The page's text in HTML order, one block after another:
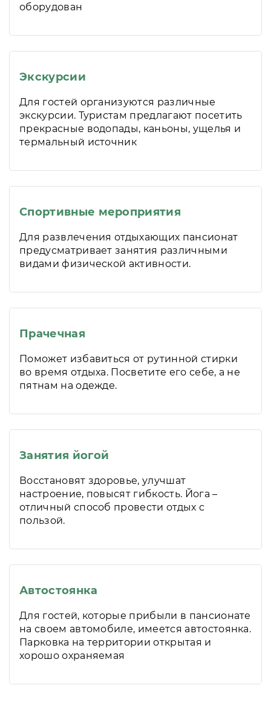
оборудован
Экскурсии
Для гостей организуются различные
экскурсии. Туристам предлагают посетить
прекрасные водопады, каньоны, ущелья и
термальный источник
Спортивные мероприятия
Для развлечения отдыхающих пансионат
предусматривает занятия различными
видами физической активности.
Прачечная
Поможет избавиться от рутинной стирки
во время отдыха. Посветите его себе, а не
пятнам на одежде.
Занятия йогой
Восстановят здоровье, улучшат
настроение, повысят гибкость. Йога –
отличный способ провести отдых с
пользой.
Автостоянка
Для гостей, которые прибыли в пансионате
на своем автомобиле, имеется автостоянка.
Парковка на территории открытая и
хорошо охраняемая